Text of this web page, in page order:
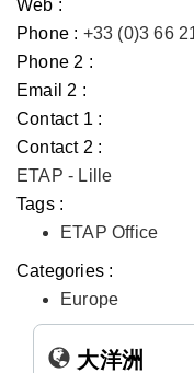
Web :
Phone : +33 (0)3 66
Phone 2 :
Email 2 :
Contact 1 :
Contact 2 :
ETAP - Lille
Tags :
ETAP Office
Categories :
Europe
大洋洲